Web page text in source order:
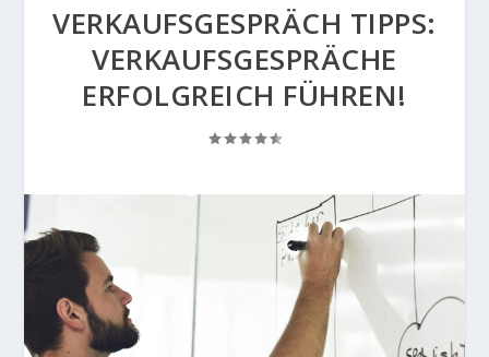
VERKAUFSGESPRÄCH TIPPS:
VERKAUFSGESPRÄCHE
ERFOLGREICH FÜHREN!